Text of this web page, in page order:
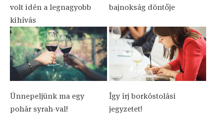
volt idén a legnagyobb
kihívás
bajnokság döntője
Ünnepeljünk ma egy
pohár syrah-val!
Így írj borkóstolási
jegyzetet!